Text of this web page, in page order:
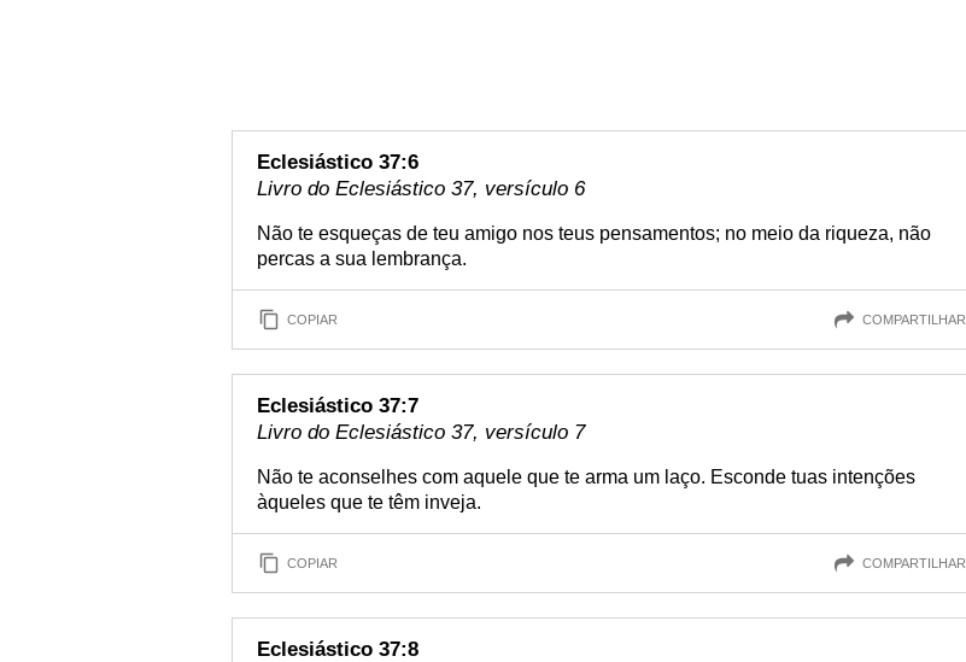
Eclesiástico 37:6
Livro do Eclesiástico 37, versículo 6
Não te esqueças de teu amigo nos teus pensamentos; no meio da riqueza, não
percas a sua lembrança.
COPIAR COMPARTILHAR
Eclesiástico 37:7
Livro do Eclesiástico 37, versículo 7
Não te aconselhes com aquele que te arma um laço. Esconde tuas intenções
àqueles que te têm inveja.
COPIAR COMPARTILHAR
Eclesiástico 37:8